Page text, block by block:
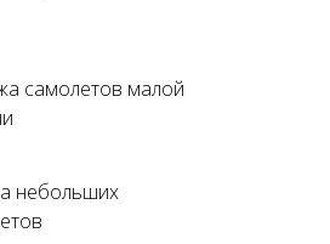
самолетов малой
небольших